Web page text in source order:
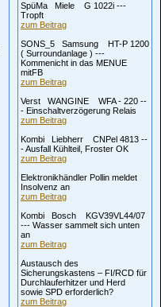
SpüMa Miele G 1022i ---
Tropft
zum Beitrag
SONS_5 Samsung HT-P 1200
( Surroundanlage ) ---
Kommenicht in das MENUE
mitFB
zum Beitrag
Verst WANGINE WFA - 220 --
- Einschaltverzögerung Relais
zum Beitrag
Kombi Liebherr CNPel 4813 --
- Ausfall Kühlteil, Froster OK
zum Beitrag
Elektronikhändler Pollin meldet
Insolvenz an
zum Beitrag
Kombi Bosch KGV39VL44/07
--- Wasser sammelt sich unten
an
zum Beitrag
Austausch des
Sicherungskastens – FI/RCD für
Durchlauferhitzer und Herd
sowie SPD erforderlich?
zum Beitrag